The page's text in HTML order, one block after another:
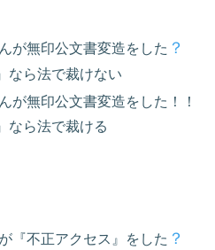
無印公文書変造をした ？
なら法で裁けない
無印公文書変造をした！！
なら法で裁ける
不正アクセス』をした ？